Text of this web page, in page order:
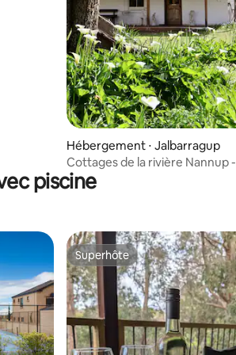
Hébergement ⋅ Jalbarragup
Cottages de la rivière Nannup -
Homestead
piscine
Superhôte
Superhôte